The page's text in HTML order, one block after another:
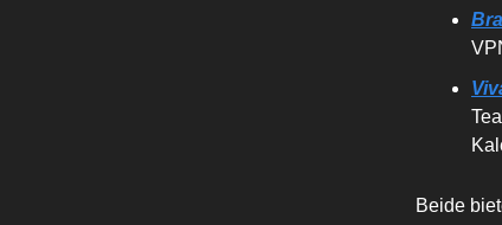
Beide